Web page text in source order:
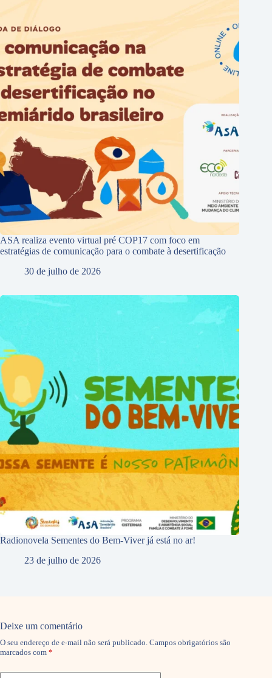
ASA realiza evento virtual pré COP17 com foco em
estratégias de comunicação para o combate à desertificação
30 de julho de 2026
Radionovela Sementes do Bem-Viver já está no ar!
23 de julho de 2026
Deixe um comentário
O seu endereço de e-mail não será publicado. Campos obrigatórios são
marcados com *